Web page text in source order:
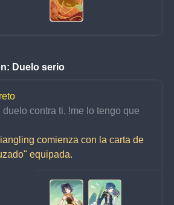
Duelo serio
contra ti, !me lo tengo que
comienza con la carta de
equipada.